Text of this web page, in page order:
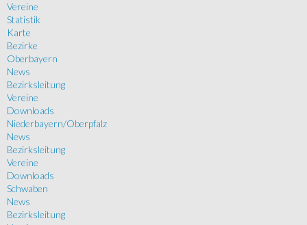
Vereine
Statistik
Karte
Bezirke
Oberbayern
News
Bezirksleitung
Vereine
Downloads
Niederbayern/Oberpfalz
News
Bezirksleitung
Vereine
Downloads
Schwaben
News
Bezirksleitung